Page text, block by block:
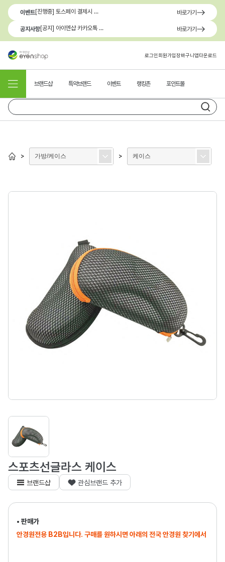
이벤트 [진행중] 토스페이 결제시 최대 1.3만원 혜택 바로가기
공지사항 [공지] 아이엔샵 카카오톡 1:1 문의 채널 이용 안내 바로가기
로그인회원가입장바구니앱다운로드
브랜드샵 특약브랜드 이벤트 랭킹존 포인트몰
> 가방/케이스 > 케이스
스포츠선글라스 케이스
브랜드샵 관심브랜드 추가
• 판매가
안경원전용 B2B입니다. 구매를 원하시면 아래의 전국 안경원 찾기에서